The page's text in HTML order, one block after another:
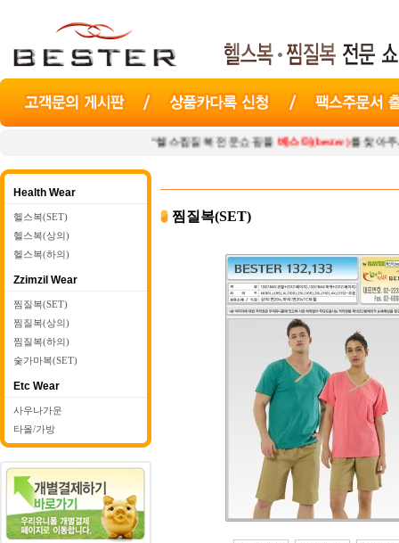
"헬스찜질복 전문쇼핑몰 베스터(bester)를 찾아주셔서 감사
Health Wear
헬스복(SET)
헬스복(상의)
헬스복(하의)
Zzimzil Wear
찜질복(SET)
찜질복(상의)
찜질복(하의)
숯가마복(SET)
Etc Wear
사우나가운
타올/가방
찜질복(SET)